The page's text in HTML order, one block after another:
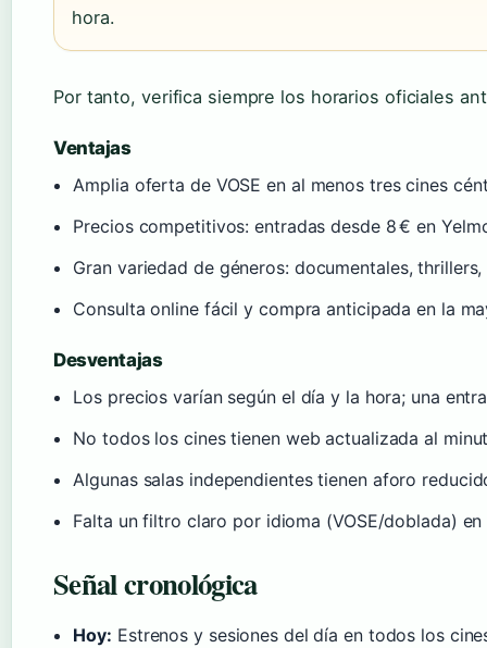
hora.
Por tanto, verifica siempre los horarios oficiales
Ventajas
Amplia oferta de VOSE en al menos tres cines
Precios competitivos: entradas desde 8 € en
Gran variedad de géneros: documentales,
Consulta online fácil y compra anticipada en la
Desventajas
Los precios varían según el día y la hora; una
No todos los cines tienen web actualizada al
Algunas salas independientes tienen aforo
Falta un filtro claro por idioma (VOSE/doblada)
Señal cronológica
Hoy: Estrenos y sesiones del día en todos los